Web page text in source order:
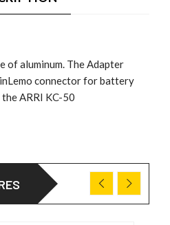
of aluminum. The Adapter
connector for battery
ARRI KC-50